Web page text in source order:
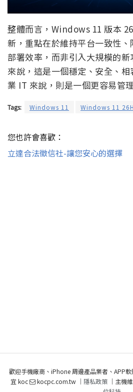
整體而言，Windows 11 版本
新，重點在於維持平台一致性
部署效率，而非引入大規模的
來說，這是一個穩定、安全、
業 IT 來說，則是一個更容易管
Tags: Windows 11 Windows 11
您也許會喜歡：
立達合法徵信社-讓您安心的選擇
歡迎手機廠商、iPhone 周邊產品業者、APP
宜 koc
kocpc.com.tw ｜ 隱私政策｜主機維